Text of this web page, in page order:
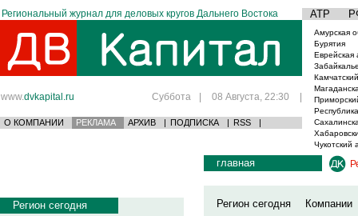
Региональный журнал для деловых кругов Дальнего Востока АТР
www.dvkapital.ru Суббота | 08 Августа, 22:30 |
О КОМПАНИИ РЕКЛАМА АРХИВ | ПОДПИСКА | RSS |
Амурская
Бурятия
Еврейская
Чукотский
Регион сегодня
главная
Регион сегодня
Компании